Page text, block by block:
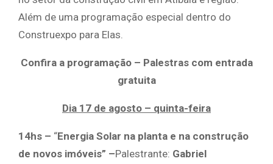
Além de uma programação especial dentro do
Construexpo para Elas.
Confira a programação – Palestras com entrada
gratuita
Dia 17 de agosto – quinta-feira
14hs – “Energia Solar na planta e na construção
de novos imóveis” –Palestrante: Gabriel